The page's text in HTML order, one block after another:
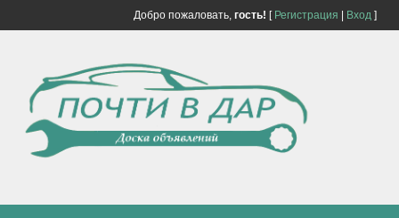
Добро пожаловать, гость! [ Регистрация Вход]